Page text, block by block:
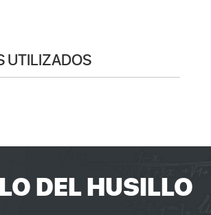
UTILIZADOS
DEL HUSILLO